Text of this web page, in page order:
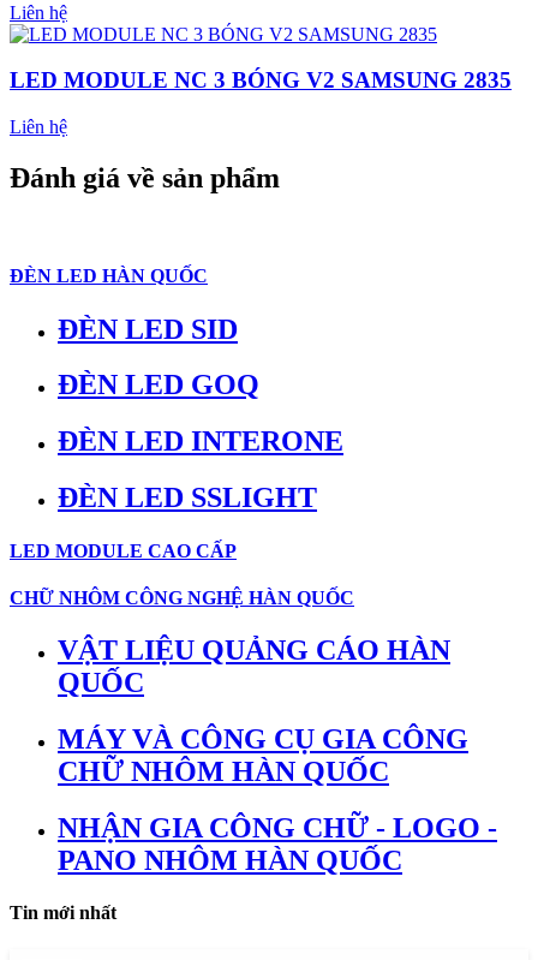
Liên hệ
LED MODULE NC 3 BÓNG V2 SAMSUNG 2835
Liên hệ
Đánh giá về sản phẩm
ĐÈN LED HÀN QUỐC
ĐÈN LED SID
ĐÈN LED GOQ
ĐÈN LED INTERONE
ĐÈN LED SSLIGHT
LED MODULE CAO CẤP
CHỮ NHÔM CÔNG NGHỆ HÀN QUỐC
VẬT LIỆU QUẢNG CÁO HÀN
QUỐC
MÁY VÀ CÔNG CỤ GIA CÔNG
CHỮ NHÔM HÀN QUỐC
NHẬN GIA CÔNG CHỮ - LOGO -
PANO NHÔM HÀN QUỐC
Tin mới nhất